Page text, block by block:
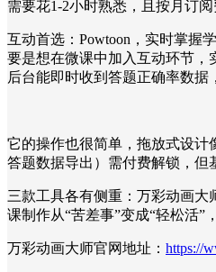
需要花1-2小时熟悉，且按月订
互动首选：Powtoon，实时掌握
要是想在微课中加入互动环节，
后台能即时收到答题正确率数据
它的操作也很简单，拖放式设计
答题数据导出）需付费解锁，但
三款工具各有侧重：万彩动画大
课制作从“苦差事”变成“轻松活”
万彩动画大师官网地址： https://